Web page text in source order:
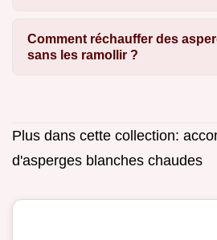
Comment réchauffer des
sans les ramollir ?
Plus dans cette collection:
d'asperges blanches chaudes